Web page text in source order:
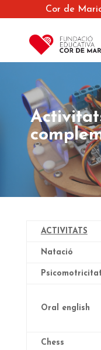
Cor de
ACTIVITATS
Natació
Psicomotricitat
Oral english
Chess